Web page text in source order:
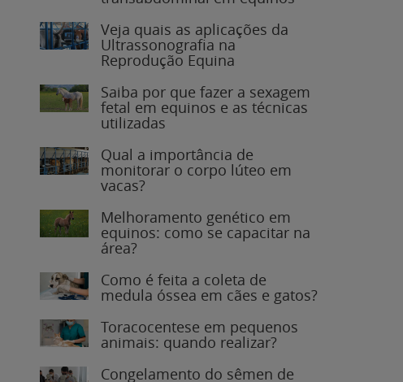
Veja quais as aplicações da
Ultrassonografia na
Reprodução Equina
Saiba por que fazer a sexagem
fetal em equinos e as técnicas
utilizadas
Qual a importância de
monitorar o corpo lúteo em
vacas?
Melhoramento genético em
equinos: como se capacitar na
área?
Como é feita a coleta de
medula óssea em cães e gatos?
Toracocentese em pequenos
animais: quando realizar?
Congelamento do sêmen de